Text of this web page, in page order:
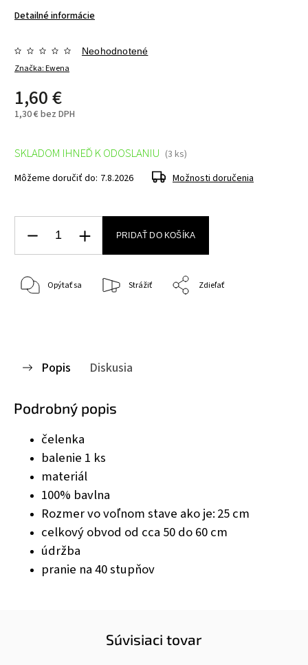
Detailné informácie
Značka:Ewena
Neohodnotené
1,60 €
1,30 € bez DPH
SKLADOM IHNEĎ K ODOSLANIU (3 ks)
Môžeme doručiť do: 7.8.2026 Možnosti doručenia
PRIDAŤ DO KOŠÍKA
Opýtať sa Strážiť Zdieľať
Popis Diskusia
Podrobný popis
čelenka
balenie 1 ks
materiál
100% bavlna
Rozmer vo voľnom stave ako je:25 cm
celkový obvod od cca 50 do 60 cm
údržba
pranie na 40 stupňov
Súvisiaci tovar